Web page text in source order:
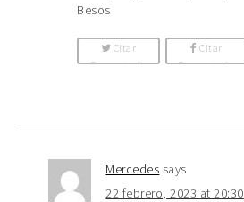
Besos
Citar
Comentario
Citar
Comentario
Mercedes says
22 febrero, 2023 at 20:30